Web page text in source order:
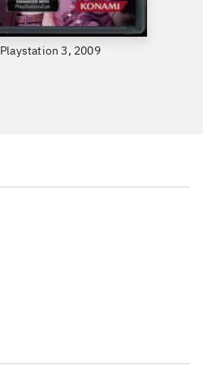
Playstation 3, 2009